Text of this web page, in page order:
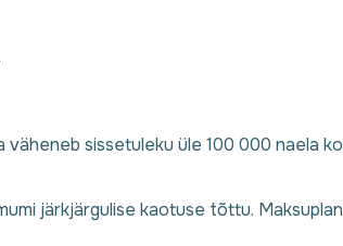
väheneb sissetuleku üle 100 000 naela
järkjärgulise kaotuse tõttu.